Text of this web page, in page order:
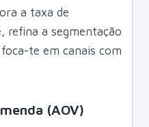
a taxa de
refina a segmentação
te em canais com
(AOV)